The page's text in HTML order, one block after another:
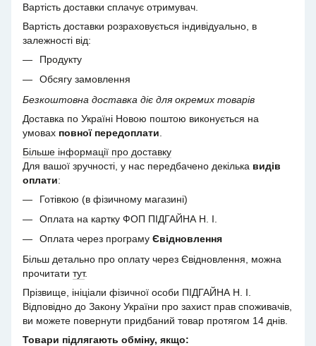
Вартість доставки сплачує отримувач.
Вартість доставки розраховується індивідуально, в
залежності від:
Продукту
Обсягу замовлення
Безкоштовна доставка діє для окремих товарів
Доставка по Україні Новою поштою виконується на
умовах повної передоплати
Більше інформації про доставку
Для вашої зручності, у нас передбачено декілька видів
оплати:
Готівкою (в фізичному магазині)
Оплата на картку ФОП ПІДГАЙНА Н. І.
Оплата через програму Євідновлення
Більш детально про оплату через Євідновлення, можна
прочитати тут.
Прізвище, ініціали фізичної особи ПІДГАЙНА Н. І.
Відповідно до Закону України про захист прав споживачів,
ви можете повернути придбаний товар протягом 14 днів.
Товари підлягають обміну, якщо: